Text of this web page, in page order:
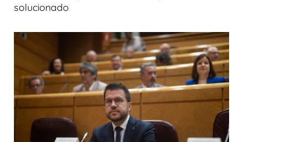
solucionado